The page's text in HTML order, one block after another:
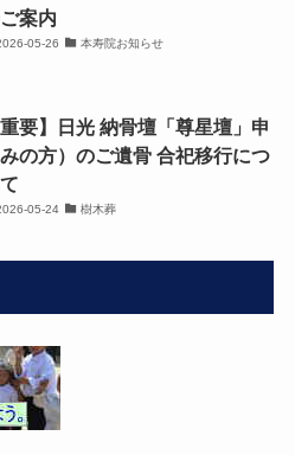
案内
05-26 本寿院お知らせ
重要】日光 納骨壇「尊星壇」申
の方）のご遺骨 合祀移行につ
05-24 樹木葬